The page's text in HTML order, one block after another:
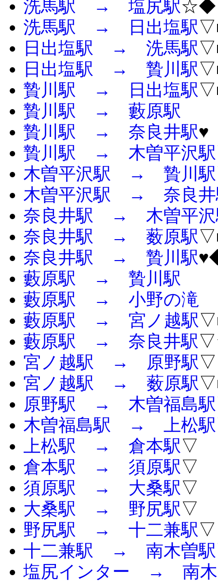
洗馬駅 → 塩尻駅☆◆
洗馬駅 → 日出塩駅
日出塩駅 → 洗馬駅
日出塩駅 → 贄川駅
贄川駅 → 日出塩駅
贄川駅 → 藪原駅
贄川駅 → 奈良井駅♥
贄川駅 → 木曽平沢駅
木曽平沢駅 → 贄川駅
木曽平沢駅 → 奈良井
奈良井駅 → 木曽平沢
奈良井駅 → 薮原駅
奈良井駅 → 贄川駅
藪原駅 → 贄川駅
藪原駅 → 小野の滝
藪原駅 → 宮ノ越駅
藪原駅 → 奈良井駅
宮ノ越駅 → 原野駅▽
宮ノ越駅 → 薮原駅
原野駅 → 木曽福島駅
木曽福島駅 → 上松駅
上松駅 → 倉本駅▽
倉本駅 → 須原駅▽
須原駅 → 大桑駅▽
大桑駅 → 野尻駅▽
野尻駅 → 十二兼駅▽
十二兼駅 → 南木曽駅
塩尻インター → 南木